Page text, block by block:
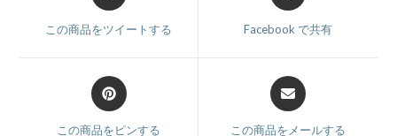
この商品をツイートする Facebook で共有
この商品をピンする この商品をメールする